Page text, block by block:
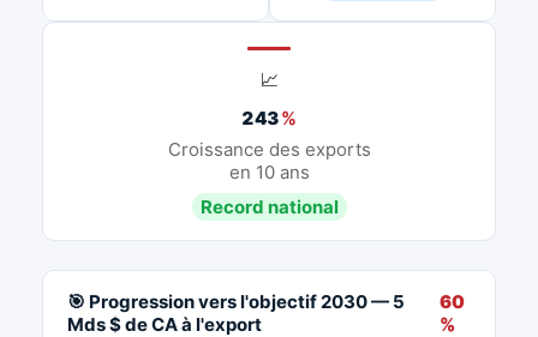
📈
243%
Croissance des exports
en 10 ans
Record national
🎯 Progression vers l'objectif 2030 — 5
Mds $ de CA à l'export
60
%